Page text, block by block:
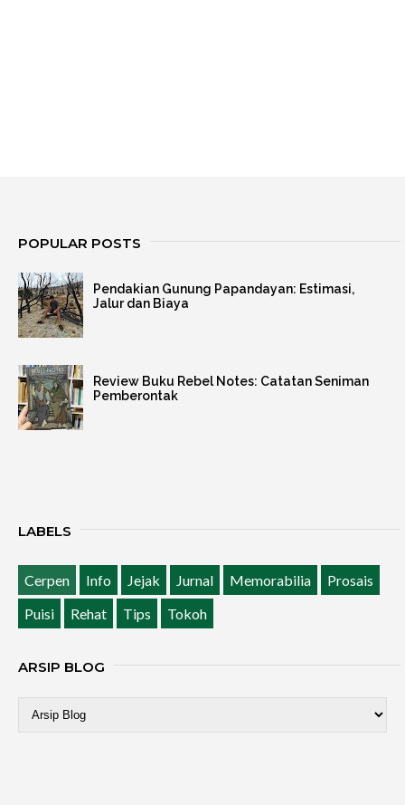
POPULAR POSTS
Pendakian Gunung Papandayan: Estimasi,
Jalur dan Biaya
Review Buku Rebel Notes: Catatan Seniman
Pemberontak
LABELS
Cerpen Info Jejak Jurnal Memorabilia
Prosais
Puisi
Rehat Tips Tokoh
ARSIP BLOG